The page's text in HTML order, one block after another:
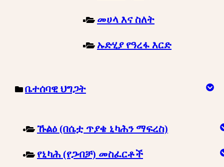
መሀላ እና ስለት
ኡድሂያ የዓረፋ እርድ
ቤተሰባዊ ህግጋት
ኹልዕ (በሴቷ ጥያቄ ኒካሕን ማፍረስ)
የኒካሕ (የጋብቻ) መስፈርቶች